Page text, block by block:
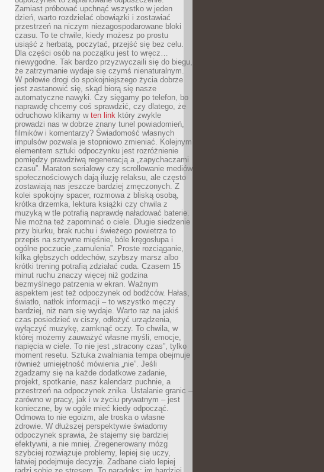
Zamiast próbować upchnąć wszystko w jeden
dzień, warto rozdzielać obowiązki i zostawiać
przestrzeń na niczym niezagospodarowane bloki
czasu. To te chwile, kiedy możesz po prostu
usiąść z herbatą, poczytać, przejść się bez celu.
Dla części osób na początku jest to wręcz…
niewygodne. Tak bardzo przyzwyczaili się do biegu,
że zatrzymanie wydaje się czymś nienaturalnym.
W połowie drogi do spokojniejszego życia dobrze
jest zastanowić się, skąd biorą się nasze
automatyczne nawyki. Czy sięgamy po telefon, bo
naprawdę chcemy coś sprawdzić, czy dlatego, że
odruchowo klikamy w ten link który zwykle
prowadzi nas w dobrze znany tunel powiadomień,
filmików i komentarzy? Świadomość własnych
impulsów pozwala je stopniowo zmieniać. Kolejnym
elementem sztuki odpoczynku jest rozróżnienie
pomiędzy prawdziwą regeneracją a „zapychaczami
czasu”. Maraton serialowy czy scrollowanie mediów
społecznościowych dają iluzję relaksu, ale często
zostawiają nas jeszcze bardziej zmęczonych. Z
kolei spokojny spacer, rozmowa z bliską osobą,
krótka drzemka, lektura książki czy chwila z
muzyką w tle potrafią naprawdę naładować baterie.
Nie można też zapominać o ciele. Długie siedzenie
przy biurku, brak ruchu i świeżego powietrza to
przepis na sztywne mięśnie, bóle kręgosłupa i
ogólne poczucie „zamulenia”. Proste rozciąganie,
kilka głębszych oddechów, szybszy marsz albo
krótki trening potrafią zdziałać cuda. Czasem 15
minut ruchu znaczy więcej niż godzina
bezmyślnego patrzenia w ekran. Ważnym
aspektem jest też odpoczynek od bodźców. Hałas,
światło, natłok informacji – to wszystko męczy
bardziej, niż nam się wydaje. Warto raz na jakiś
czas posiedzieć w ciszy, odłożyć urządzenia,
wyłączyć muzykę, zamknąć oczy. To chwila, w
której możemy zauważyć własne myśli, emocje,
napięcia w ciele. To nie jest „stracony czas”, tylko
moment resetu. Sztuka zwalniania tempa obejmuje
również umiejętność mówienia „nie”. Jeśli
zgadzamy się na każde dodatkowe zadanie,
projekt, spotkanie, nasz kalendarz puchnie, a
przestrzeń na odpoczynek znika. Ustalanie granic –
zarówno w pracy, jak i w życiu prywatnym – jest
konieczne, by w ogóle mieć kiedy odpocząć.
Odmowa to nie egoizm, ale troska o własne
zdrowie. W dłuższej perspektywie świadomy
odpoczynek sprawia, że stajemy się bardziej
efektywni, a nie mniej. Zregenerowany mózg
szybciej rozwiązuje problemy, lepiej się uczy,
łatwiej podejmuje decyzje. Zadbane ciało lepiej